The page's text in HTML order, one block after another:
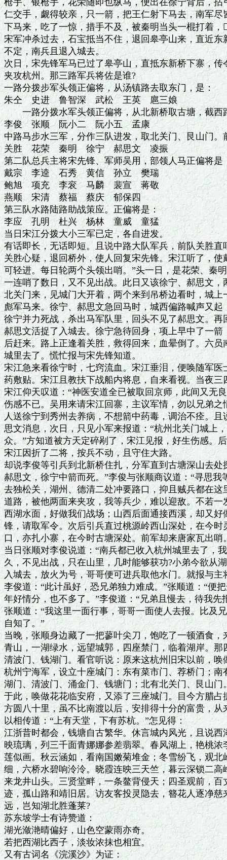
枪手、银枪手，花荣随即也纵马，便出在徐宁背后，
仁交手，觑得较亲，只一箭，把王仁射下马去，南军
下马来，吃了一惊，措手不及，被秦明当头一棍打着
宋军冲杀过去，石宝抵当不住，退回皋亭山来，直近
不定，南兵且退入城去。
次日，宋先锋军马已过了皋亭山，直抵东新桥下寨，
夹攻杭州。那三路军兵将佐是谁?
一路分拨步军头领正偏将，从汤镇路去取东门，是：
朱仝　史进　鲁智深　武松　王英　扈三娘
一路分拨水军头领正偏将，从北新桥取古塘，截西
李俊　张顺　阮小二　阮小五　孟康
中路马步水三军，分作三队进发，取北关门、艮山门。
关胜　花荣　秦明　徐宁　郝思文　凌振
第二队总兵主将宋先锋、军师吴用，部领人马正偏将是
戴宗　李逵　石秀　黄信　孙立　樊瑞
鲍旭　项充　李衮　马麟　裴宣　蒋敬
燕顺　宋清　蔡福　蔡庆　郁保四
第三队水路陆路助战策应。正偏将是：
李应　孔明　杜兴　杨林　童威　童猛
当日宋江分拨大小三军已定，各自进发。
有话即长，无话即短。且说中路大队军兵，前队关胜
关胜心疑，退回桥外，使人回复宋先锋。宋江听了，使
可轻进。每日轮两个头领出哨。”头一日，是花荣、秦
一连哨了数日，又不见出战。此日又该徐宁、郝思文
北关门来，见城门大开着，两个来到吊桥边看时，城
彪军马来。徐宁、郝思文急回马时，城西偏路喊声又
徐宁并力死战，杀出马军队里，回头不见了郝思文。
郝思文活捉了入城去。徐宁急待回身，项上早中了一
后赶来。路上正逢着关胜，救得回来，血晕倒了。六
城里去了。慌忙报与宋先锋知道。
宋江急来看徐宁时，七窍流血。宋江垂泪，便唤随军
药敷贴。宋江且教扶下战船内将息，自来看视。当夜
宋江仰天叹道：“神医安道全已被取回京师，此间又无
伤感不已。吴用来请宋江回寨，主议军情，勿以兄弟
人送徐宁到秀州去养病，不想箭中药毒，调治不痊。
思文消息，次日，只见小军来报道：“杭州北关门城上
众。”方知道被方天定碎剐了，宋江见报，好生伤感。
宋江因折了二将，按兵不动，且守住大路。
却说李俊等引兵到北新桥住扎，分军直到古塘深山去处
郝思文，徐宁中箭而死。”李俊与张顺商议道：“寻思我
去独松关，湖州、德清二处冲要路口，抑且贼兵都在
道路，被他两面来夹攻，我等兵少，难以迎敌。不若
西湖水面，好做我们战场；山西后面通接西溪，却又好
锋，请取军令。次后引兵直过桃源岭西山深处，在今
口，亦扎小寨，在今时古塘深处。前军却来唐家瓦出哨
当日张顺对李俊说道：“南兵都已收入杭州城里去了，
久，不见出战，只在山里，几时能够获功?小弟今欲从
入城去，放火为号，哥哥便可进兵取他水门。就报与主
李俊道：“此计虽好，恐兄弟独力难成。”张顺道：“便
年好情分，也不多了。”李俊道：“兄弟且慢去，待我先
张顺道：“我这里一面行事，哥哥一面使人去报。比及
自知了。”
当晚，张顺身边藏了一把蓼叶尖刀，饱吃了一顿酒食
青山，一湖绿水，远望城郭，四座禁门，临着湖岸。
清波门、钱湖门。看官听说：原来这杭州旧宋以前，
杭州宁海军，设立十座城门：东有菜市门、荐桥门；
湖门、清波门、涌金门、钱塘门；北有北关门、艮山
于此，唤做花花临安府，又添了三座城门。目今方腊
方圆八十里，虽不比南渡以后，安排得十分的富贵，
以相传道：“上有天堂，下有苏杭。”怎见得：
江浙昔时都会，钱塘自古繁华。休言城内风光，且说
映琉璃，列三千面青娜娜参差翡翠。春风湖上，艳桃
莲似画。秋云涵如，看南国嫩菊堆金；冬雪纷飞，观
细，六桥水碧响泠泠。晓霞连映三天竺，暮云深锁二
来龙井山头。三贤堂畔，一条鳌背侵天；四圣观前，
迹，孤山路和靖旧居。访友客投灵隐去，簪花人逐净慈
远，岂知湖北胜蓬莱?
苏东坡学士有诗赞道：
湖光潋滟晴偏好，山色空蒙雨亦奇。
若把西湖比西子，淡妆浓抹也相宜。
又有古词名《浣溪沙》为证：